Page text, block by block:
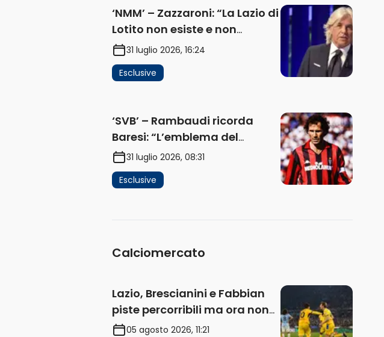
‘NMM’ – Zazzaroni: “La Lazio di
Lotito non esiste e non
funziona più. E’ ora di lasciare,
ma lui non ascolta.
Pignataro? Ho verificato…”
31 luglio 2026, 16:24
Esclusive
‘SVB’ – Rambaudi ricorda
Baresi: “L’emblema del
difensore moderno completo.
Lui è il Milan” (AUDIO)
31 luglio 2026, 08:31
Esclusive
Calciomercato
Lazio, Brescianini e Fabbian
piste percorribili ma ora non
sono la priorità
05 agosto 2026, 11:21